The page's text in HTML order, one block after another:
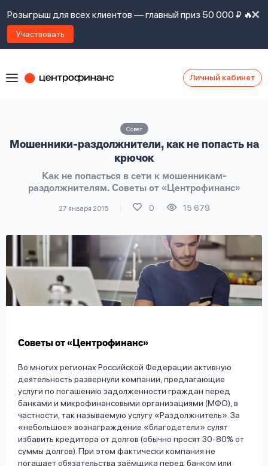
Розыгрыш для всех клиентов — главный приз 50 000 ₽ 🔥
Участвовать
Личный кабинет
Совет
Мошенники-раздолжнители, как не попасть на
крючок
Как не попасться в сети к мошенникам-
раздолжнителям. Советы от «Центрофинанс»
27 января 2015 0 15 679
Советы от «Центрофинанс»
Во многих регионах Российской Федерации активную
деятельность развернули компании, предлагающие
услуги по погашению задолженности граждан перед
банками и микрофинансовыми организациями (МФО), в
частности, так называемую услугу «Раздолжнитель». За
«небольшое» вознаграждение «благодетели» сулят
избавить кредитора от долгов (обычно просят 30-80% от
суммы долгов). При этом фактически компания не
погашает обязательства заёмщика перед банком или
Оформить заявку
Войти под другим номером
Наши
Задать
Ответы
на
вопросы
с
займов,
политикой
сайта,
на
обработку
личных
данных